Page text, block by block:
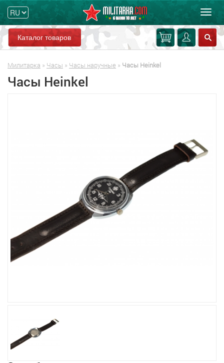
Каталог товаров
Милитарка » Часы » Часы наручные » Часы Heinkel
Часы Heinkel